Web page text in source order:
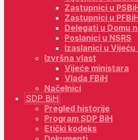
Zastupnici u
Zastupnici u
Delegati u Domu
Poslanici u NSRS
Izaslanici u Vijeću
Izvršna vlast
Vijeće ministara
Vlada FBiH
Načelnici
SDP BiH
Pregled historije
Program SDP BiH
Etički kodeks